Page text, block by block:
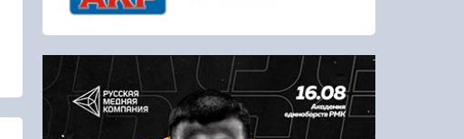
Напомнить пароль
Регистрация